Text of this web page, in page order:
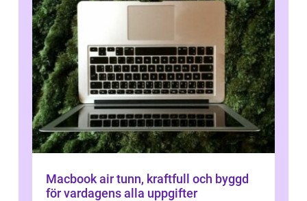
Macbook air tunn, kraftfull och byggd
för vardagens alla uppgifter